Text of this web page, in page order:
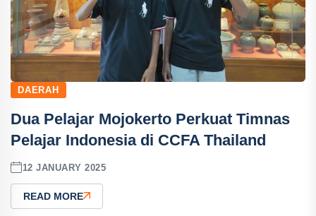
DAERAH
Dua Pelajar Mojokerto Perkuat Timnas
Pelajar Indonesia di CCFA Thailand
12 JANUARY 2025
READ MORE